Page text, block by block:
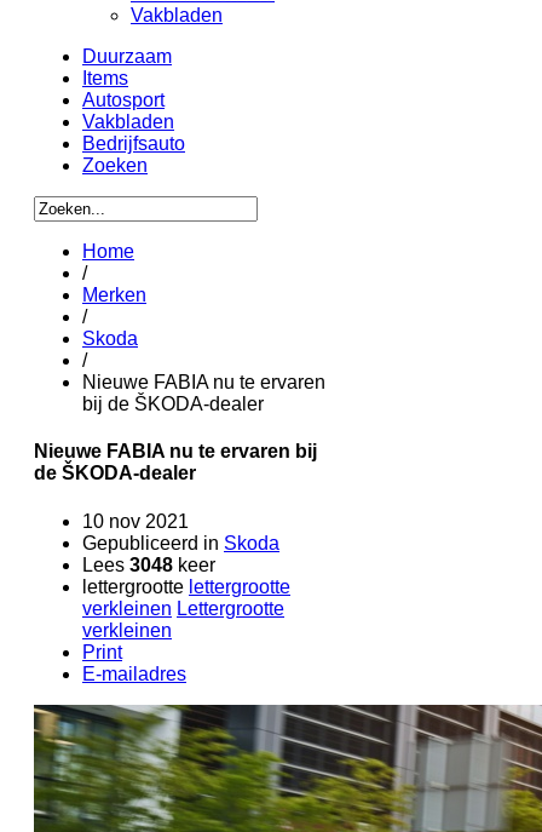
Vakbladen
Duurzaam
Items
Autosport
Vakbladen
Bedrijfsauto
Zoeken
Home
/
Merken
/
Skoda
/
Nieuwe FABIA nu te ervaren
bij de ŠKODA-dealer
Nieuwe FABIA nu te ervaren bij
de ŠKODA-dealer
10 nov 2021
Gepubliceerd in Skoda
Lees 3048 keer
lettergrootte lettergrootte
verkleinen Lettergrootte
verkleinen
Print
E-mailadres